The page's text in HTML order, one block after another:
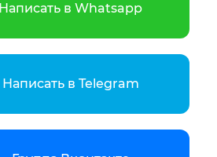
Написать в Whatsapp
Написать в Telegram